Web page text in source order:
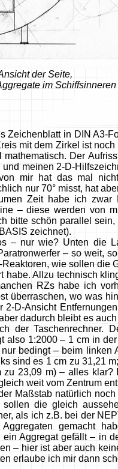
der Seite,
im Schiffsinneren
in DIN A3-
mit dem Zirkel ist
Der
meinen 2-D-
mir hat das mal
nur 70° misst, hat
Zeit habe ich zwar
– diese werden von
bitte schön parallel
zeichnet).
– nur wie? Unten die
– so weit,
wie sollen die
Allzu technisch
RZs habe ich
überraschen, wo was
D-Ansicht
dadurch bleibt es
der Taschenrechner.
also 1:2000 – 1 cm in
bedingt – beim linken
sind es 1 cm zu 31,21
23,09 m) – alles klar?
weit vom Zentrum
Maßstab natürlich
die gleich
als ich z.B. bei der
gemacht
Aggregat gefällt – in
– hier ist aber auch
erlaube ich mir dann